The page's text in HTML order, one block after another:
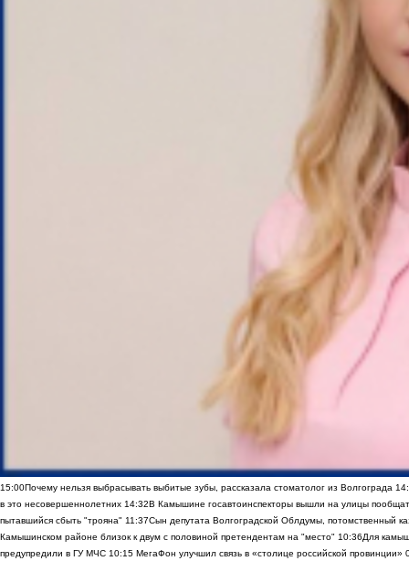
15:00Почему нельзя выбрасывать выбитые зубы, рассказала стоматолог из Волгограда
в это несовершеннолетних 14:32В Камышине госавтоинспекторы вышли на улицы
пытавшийся сбыть "трояна" 11:37Сын депутата Волгоградской Облдумы, потомственный
Камышинском районе близок к двум с половиной претендентам на "место" 10:36Для
предупредили в ГУ МЧС 10:15 МегаФон улучшил связь в «столице российской провинции»